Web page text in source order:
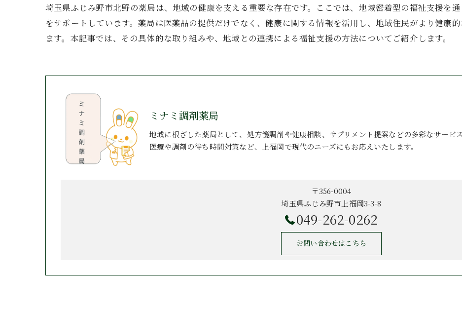
埼玉県ふじみ野市北野の薬局は、地域の健康を支える重要な存在です。ここでは、地域密着型の福祉支援を
をサポートしています。薬局は医薬品の提供だけでなく、健康に関する情報を活用し、地域住民がより健康
ます。本記事では、その具体的な取り組みや、地域との連携による福祉支援の方法についてご紹介します。
ミナミ調剤薬局
地域に根ざした薬局として、処方箋調剤や健康相談、サプリメント提案などの多彩なサービ
医療や調剤の待ち時間対策など、上福岡で現代のニーズにもお応えいたします。
〒356-0004
埼玉県ふじみ野市上福岡3-3-8
049-262-0262
お問い合わせはこちら